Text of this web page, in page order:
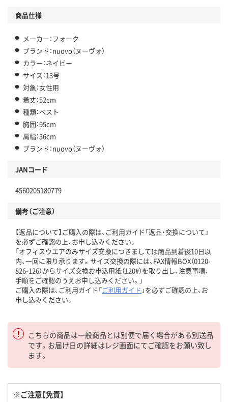
商品仕様
メーカー：フォーク
ブランド：nuovo（ヌーヴォ）
カラー：ネイビー
サイズ：13号
対象：女性用
着丈：52cm
種類：ベスト
胸囲：95cm
肩幅：36cm
ブランド：nuovo（ヌーヴォ）
JANコード
4560205180779
備考（ご注意）
【返品について】ご購入の際は、ご利用ガイド「返品・交換について」
を必ずご確認の上、お申し込みください。
「オフィスウエアのみサイズ交換につきましては商品到着後10日以
内、一回に限り承ります。サイズ交換の際には、FAX情報BOX（0120-
826-126）からサイズ交換お申込用紙（120#）を取り出し、注意事項、
手順をご確認のうえお申し込みください。」
ご購入の際は、ご利用ガイド「ご利用ガイド 」を必ずご確認の上、お
申し込みください。
こちらの商品は一般商品とは別便で届く場合がある別送品
です。お届け日の詳細はレジ画面にてご確認をお願い致し
ます。
※ご注意【免責】